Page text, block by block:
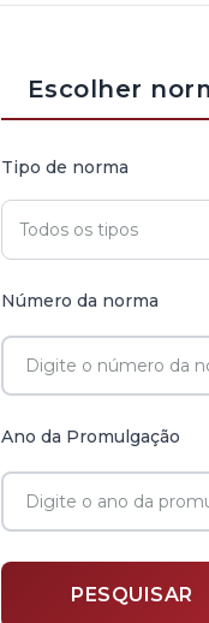
Escolher
Tipo de norma
Número da norma
Ano da Promulgação